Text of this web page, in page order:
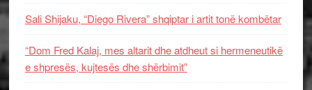
Sali Shijaku, “Diego Rivera” shqiptar i artit tonë kombëtar
“Dom Fred Kalaj, mes altarit dhe atdheut si hermeneutikë
e shpresës, kujtesës dhe shërbimit”